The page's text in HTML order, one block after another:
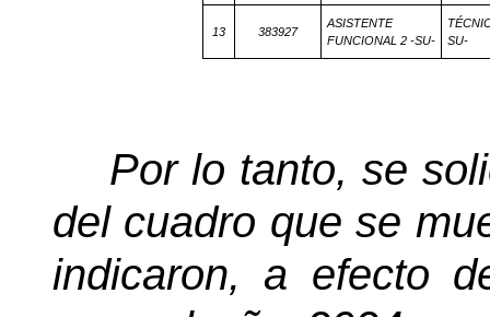
13 383927
ASISTENTE
FUNCIONAL 2 -SU-
SU-
Por lo tanto, se
del cuadro que se
indicaron, a efecto